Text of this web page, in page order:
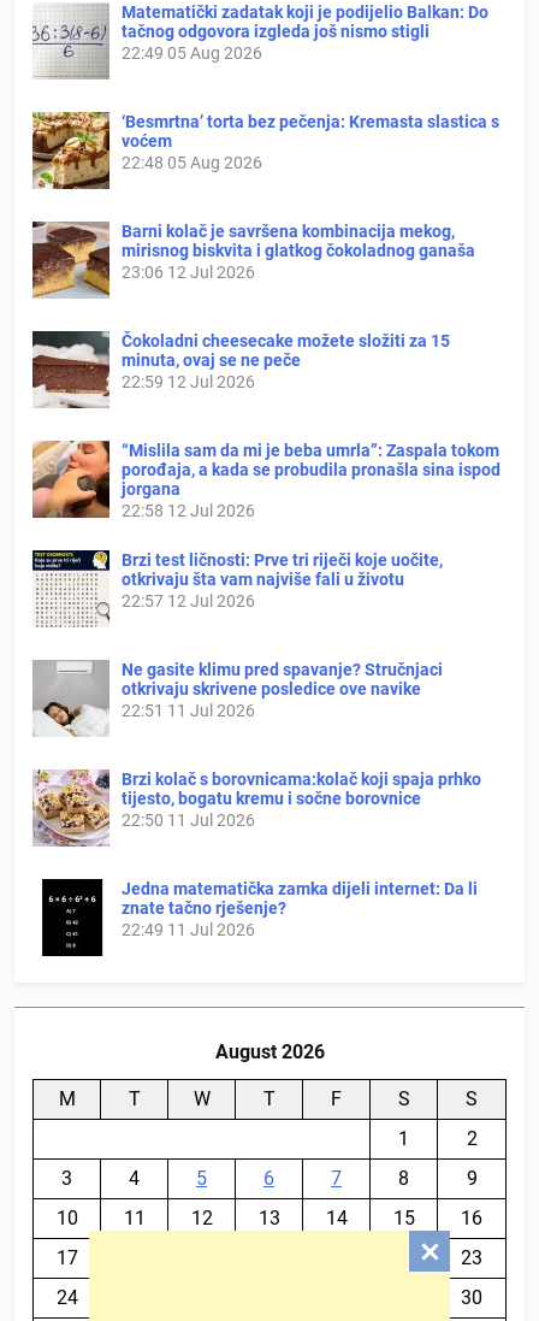
Matematički zadatak koji je podijelio Balkan: Do
tačnog odgovora izgleda još nismo stigli
22:49 05 Aug 2026
‘Besmrtna’ torta bez pečenja: Kremasta slastica s
voćem
22:48 05 Aug 2026
Barni kolač je savršena kombinacija mekog,
mirisnog biskvita i glatkog čokoladnog ganaša
23:06 12 Jul 2026
Čokoladni cheesecake možete složiti za 15
minuta, ovaj se ne peče
22:59 12 Jul 2026
“Mislila sam da mi je beba umrla”: Zaspala tokom
porođaja, a kada se probudila pronašla sina ispod
jorgana
22:58 12 Jul 2026
Brzi test ličnosti: Prve tri riječi koje uočite,
otkrivaju šta vam najviše fali u životu
22:57 12 Jul 2026
Ne gasite klimu pred spavanje? Stručnjaci
otkrivaju skrivene posledice ove navike
22:51 11 Jul 2026
Brzi kolač s borovnicama:kolač koji spaja prhko
tijesto, bogatu kremu i sočne borovnice
22:50 11 Jul 2026
Jedna matematička zamka dijeli internet: Da li
znate tačno rješenje?
22:49 11 Jul 2026
August 2026
M T W T F S
S
1
2
3
4 5 6 7 8
9
10
11 12 13 14 15
16
17
23
24
30